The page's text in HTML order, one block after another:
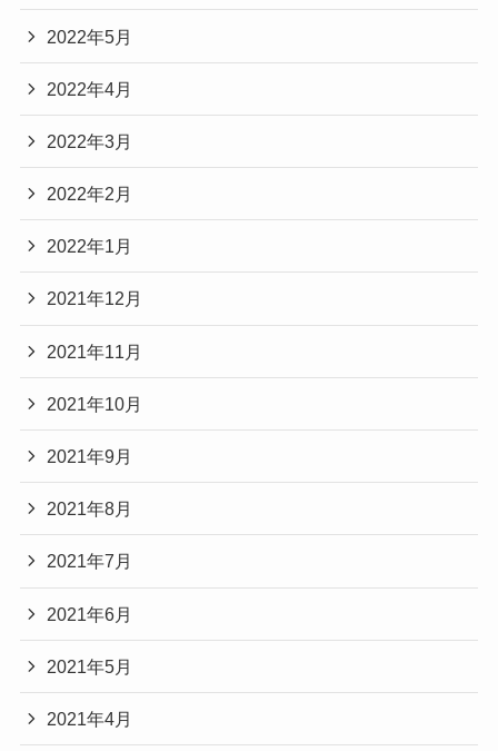
2022年5月
2022年4月
2022年3月
2022年2月
2022年1月
2021年12月
2021年11月
2021年10月
2021年9月
2021年8月
2021年7月
2021年6月
2021年5月
2021年4月